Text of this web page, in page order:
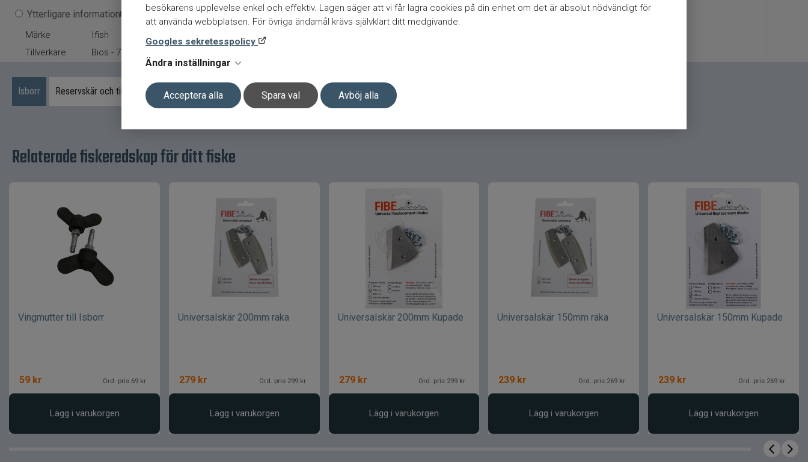
besökarens upplevelse enkel och effektiv. Lagen säger att vi får lagra cookies på din enhet om det är absolut nödvändigt för
att använda webbplatsen. För övriga ändamål krävs självklart ditt medgivande.
Googles sekretesspolicy
Ändra inställningar
Acceptera alla Spara val Avböj alla
Ytterligare information
Märke
Ifish
Tillverkare
Bios - 7.Vintermete
Isborr Reservskär och tillbehör
Relaterade fiskeredskap för ditt fiske
Vingmutter till Isborr
59 kr Ord. pris 69 kr
Lägg i varukorgen
Universalskär 200mm raka
279 kr Ord. pris 299 kr
Lägg i varukorgen
Universalskär 200mm Kupade
279 kr Ord. pris 299 kr
Lägg i varukorgen
Universalskär 150mm raka
239 kr Ord. pris 269 kr
Lägg i varukorgen
Universalskär 150mm Kupade
239 kr Ord. pris 269 kr
Lägg i varukorgen